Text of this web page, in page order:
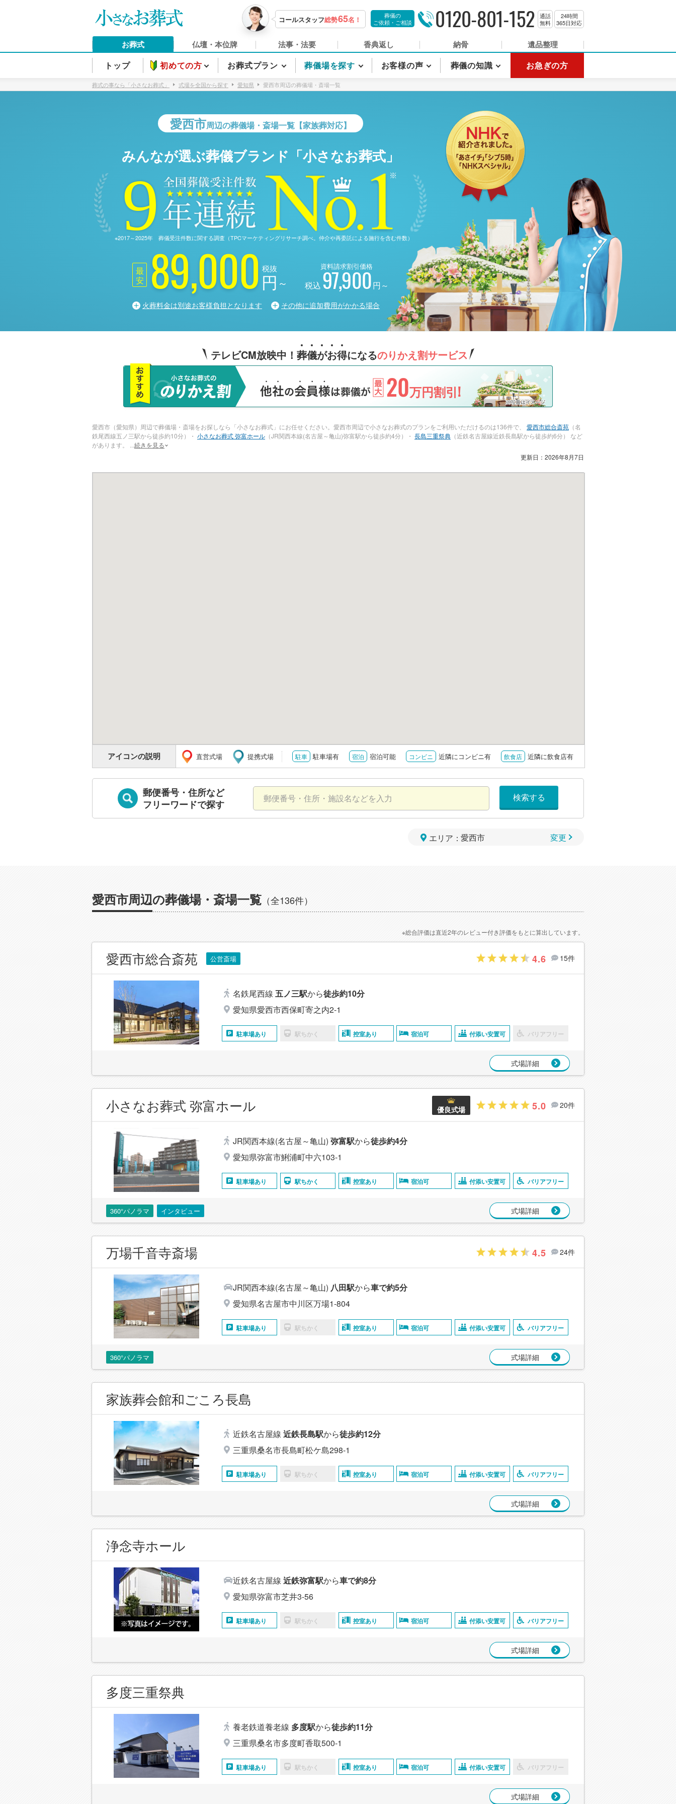
コールスタッフ総勢65名！
葬儀の
ご依頼・ご相談
0120-801-152
通話
無料
24時間
365日対応
お葬式 仏壇・本位牌 法事・法要 香典返し 納骨 遺品整理
トップ 初めての方 お葬式プラン 葬儀場を探す お客様の声 葬儀の知識 お急ぎの方
葬式の事なら「小さなお葬式」 式場を全国から探す 愛知県 愛西市周辺の葬儀場・斎場一覧
愛西市周辺の葬儀場・斎場一覧【家族葬対応】
みんなが選ぶ葬儀ブランド「小さなお葬式」
9
※2017～2025年 葬儀受注件数に関する調査（TPCマーケティングリサーチ調べ。仲介や再委託による施行を含む件数）
最
安
89,000円 ～
税抜 資料請求割引価格
税込97,900円～
火葬料金は別途お客様負担となります その他に追加費用がかかる場合
テレビCM放映中！ 葬儀がお得になるのりかえ割サービス
20万円割引!
愛西市（愛知県）周辺で葬儀場・斎場をお探しなら「小さなお葬式」にお任せください。愛西市周辺で小さなお葬式のプランをご利用いただけるのは136件で、 愛西市総合斎苑 （名
鉄尾西線五ノ三駅から徒歩約10分）・ 小さなお葬式 弥富ホール （JR関西本線(名古屋～亀山)弥富駅から徒歩約4分）・ 長島三重祭典 （近鉄名古屋線近鉄長島駅から徒歩約6分） など
があります。
続きを見る
更新日： 2026年8月7日
アイコンの説明 直営式場 提携式場 駐車 駐車場有 宿泊 宿泊可能 コンビニ 近隣にコンビニ有 飲食店 近隣に飲食店有
郵便番号・住所など
フリーワードで探す
検索する
エリア： 変更
愛西市周辺の葬儀場・斎場一覧 （全136件）
※総合評価は直近2年のレビュー付き評価をもとに算出しています。
愛西市総合斎苑 公営斎場 4.6 15件
名鉄尾西線 五ノ三駅から徒歩約10分
愛知県愛西市西保町寄之内2-1
駐車場あり 駅ちかく 控室あり 宿泊可 付添い安置可 バリアフリー
式場詳細
小さなお葬式 弥富ホール 優良式場 5.0 20件
JR関西本線(名古屋～亀山) 弥富駅から徒歩約4分
愛知県弥富市鯏浦町中六103-1
駐車場あり 駅ちかく 控室あり 宿泊可 付添い安置可 バリアフリー
360°パノラマ インタビュー 式場詳細
万場千音寺斎場 4.5 24件
JR関西本線(名古屋～亀山) 八田駅から車で約5分
愛知県名古屋市中川区万場1-804
駐車場あり 駅ちかく 控室あり 宿泊可 付添い安置可 バリアフリー
360°パノラマ 式場詳細
家族葬会館和ごころ長島
近鉄名古屋線 近鉄長島駅から徒歩約12分
三重県桑名市長島町松ケ島298-1
駐車場あり 駅ちかく 控室あり 宿泊可 付添い安置可 バリアフリー
式場詳細
浄念寺ホール
近鉄名古屋線 近鉄弥富駅から車で約8分
愛知県弥富市芝井3-56
駐車場あり 駅ちかく 控室あり 宿泊可 付添い安置可 バリアフリー
式場詳細
多度三重祭典
養老鉄道養老線 多度駅から徒歩約11分
三重県桑名市多度町香取500-1
駐車場あり 駅ちかく 控室あり 宿泊可 付添い安置可 バリアフリー
式場詳細